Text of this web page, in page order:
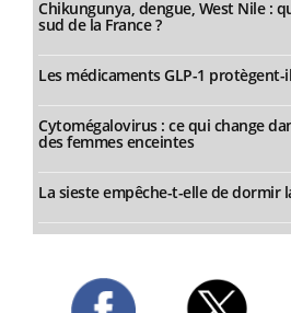
Chikungunya, dengue, West Nile :
sud de la France ?
Les médicaments GLP-1 protègent-
Cytomégalovirus : ce qui change
des femmes enceintes
La sieste empêche-t-elle de dormir